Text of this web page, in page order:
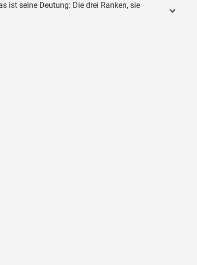
ist seine Deutung: Die drei Ranken, sie